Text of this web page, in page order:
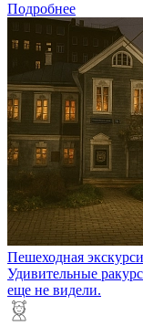
Подробнее
Пешеходная
Удивительные
еще не видели.